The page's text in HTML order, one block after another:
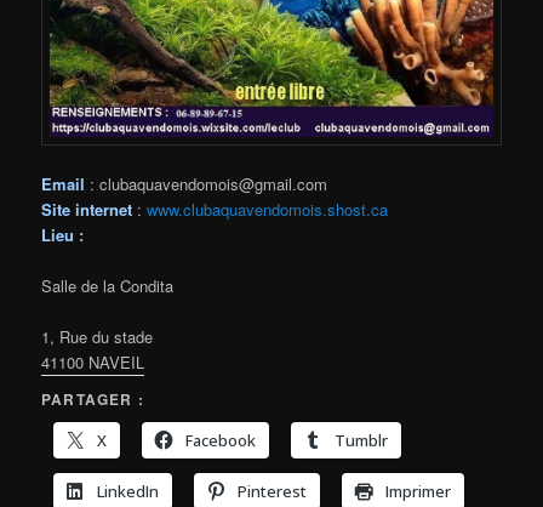
Email : clubaquavendomois@gmail.com
Site internet :www.clubaquavendomois.shost.ca
Lieu :
Salle de la Condita
1, Rue du stade
41100 NAVEIL
PARTAGER :
X
Facebook Tumblr
LinkedIn Pinterest Imprimer